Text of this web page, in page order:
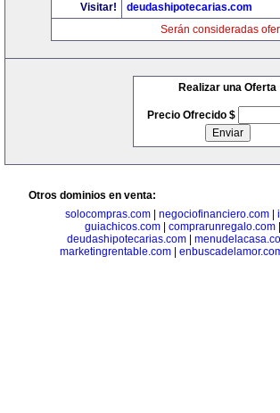
Visitar!
deudashipotecarias.com
Serán consideradas
Realizar una Oferta
Precio Ofrecido $
Otros dominios en venta:
solocompras.com| negociofinanciero.com|
guiachicos.com
comprarunregalo.com
deudashipotecarias.com|
marketingrentable.com|